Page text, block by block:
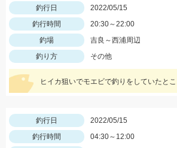
釣行日
2022/05/15
釣行時間
20:30～22:00
釣場
吉良～西浦周辺
釣り方
その他
釣行日
2022/05/15
釣行時間
04:30～12:00